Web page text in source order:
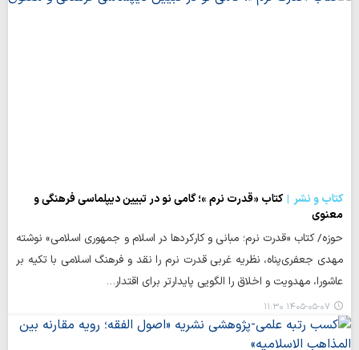
کتاب و نشر
کتاب «قدرت نرم »؛ گامی نو در تبیین دیپلماسی فرهنگی و
معنوی
حوزه/ کتاب «قدرت نرم؛ مبانی و کارکردها در اسلام و جمهوری اسلامی» نوشته
مهدی جعفری‌پناه، نظریه غربی قدرت نرم را نقد و فرهنگ اسلامی با تکیه بر
عاشورا، مهدویت و اخلاق را الگویی پایدارتر برای اقتدار…
۱۴۰۵-۰۵-۰۷ ۱۱:۳۰